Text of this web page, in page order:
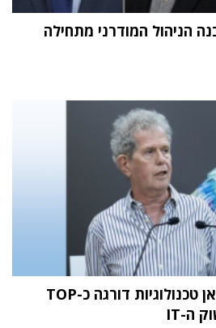
הניהול המודרני מתחילה
מחקר STKI השנתי: וואן טכנולוגיות דורגה כ-TOP